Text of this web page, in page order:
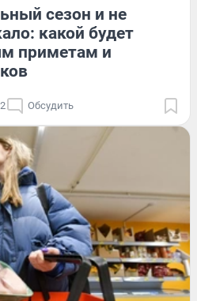
сезон и не
какой будет
приметам и
Обсудить